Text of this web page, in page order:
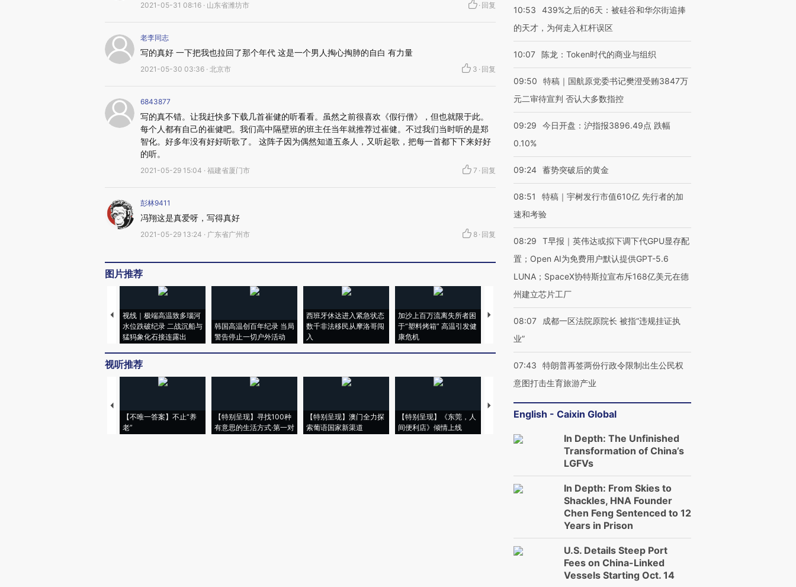
2021-05-31 08:16 · 山东省潍坊市 · 回复
老李同志
写的真好 一下把我也拉回了那个年代 这是一个男人掏心掏肺的自白 有力量
2021-05-30 03:36 · 北京市 3 · 回复
6843877
写的真不错。让我赶快多下载几首崔健的听看看。虽然之前很喜欢《假行僧》，但也就限于此。
每个人都有自己的崔健吧。我们高中隔壁班的班主任当年就推荐过崔健。不过我们当时听的是郑
智化。好多年没有好好听歌了。 这阵子因为偶然知道五条人，又听起歌，把每一首都下下来好好
的听。
2021-05-29 15:04 · 福建省厦门市 7 · 回复
彭林9411
冯翔这是真爱呀，写得真好
2021-05-29 13:24 · 广东省广州市 8 · 回复
图片推荐
视线｜极端高温致多瑙河
水位跌破纪录 二战沉船与
猛犸象化石接连露出
韩国高温创百年纪录 当局
警告停止一切户外活动
西班牙休达进入紧急状态
数千非法移民从摩洛哥闯
入
加沙上百万流离失所者困
于“塑料烤箱” 高温引发健
康危机
视线｜HYROX的吸金
术：是什么让中产们甘
心“花钱找虐”？
马航飞行员跨国走私7万
粒摇头丸 尿检体内含3种
视线｜被称为“蟑螂”的印
度Z世代 用街头抗争将教
视听推荐
【不唯一答案】不止“养
老”
【特别呈现】寻找100种
有意思的生活方式·第一对
【特别呈现】澳门全力探
索葡语国家新渠道
【特别呈现】《东莞，人
间便利店》倾情上线
【推广】走进第四届链博
会，让数智科技“链”接产
【特别呈现】寻找100种
【商旅对话】华住集团
10:53
439%之后的6天：被硅谷和华尔街追捧
的天才，为何走入杠杆误区
10:07 陈龙：Token时代的商业与组织
09:50
特稿｜国航原党委书记樊澄受贿3847万
元二审待宣判 否认大多数指控
09:29
今日开盘：沪指报3896.49点 跌幅
0.10%
09:24 蓄势突破后的黄金
08:51
特稿｜宇树发行市值610亿 先行者的加
速和考验
08:29
T早报｜英伟达或拟下调下代GPU显存配
置；Open AI为免费用户默认提供GPT-5.6
LUNA；SpaceX协特斯拉宣布斥168亿美元在德
州建立芯片工厂
08:07
成都一区法院原院长 被指“违规挂证执
业”
07:43
特朗普再签两份行政令限制出生公民权
意图打击生育旅游产业
English - Caixin Global
In Depth: The Unfinished
Transformation of China’s
LGFVs
In Depth: From Skies to
Shackles, HNA Founder
Chen Feng Sentenced to 12
Years in Prison
U.S. Details Steep Port
Fees on China-Linked
Vessels Starting Oct. 14